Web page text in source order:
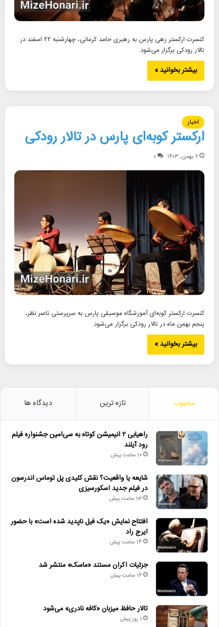
کنسرت ارکستر زهی پارس به رهبری حامد کرمانی، چهارشنبه ۲۲ اسفند در
تالار رودکی برگزار می‌شود.
بیشتر بخوانید »
اخبار
ارکستر کوبه‌ای پارس در تالار رودکی
۲ بهمن, ۱۴۰۳ ۰
کنسرت ارکستر کوبه‌ای آموزشگاه موسیقی پارس به سرپرستی ناصر نظر،
پنجم بهمن ماه در تالار رودکی برگزار می‌شود.
بیشتر بخوانید »
محبوب تازه ترین دیدگاه ها
راهیابی ۲ انیمیشن کوتاه به سی‌امین جشنواره فیلم
رود آیلند
10 ساعت پیش
شایعه یا واقعیت؟ نقش کلیدی پل توماس اندرسون
در فیلم جدید اسکورسیزی
13 ساعت پیش
افتتاح نمایش «یک فیل ناپدید شده است» با حضور
ایرج راد
14 ساعت پیش
جزئیات اکران مستند «ماسک» منتشر شد
16 ساعت پیش
تالار حافظ میزبان «کافه نادری» می‌شود
1 روز پیش